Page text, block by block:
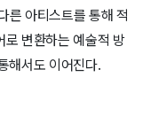
른 아티스트를 통해 적
로 변환하는 예술적 방
해서도 이어진다.